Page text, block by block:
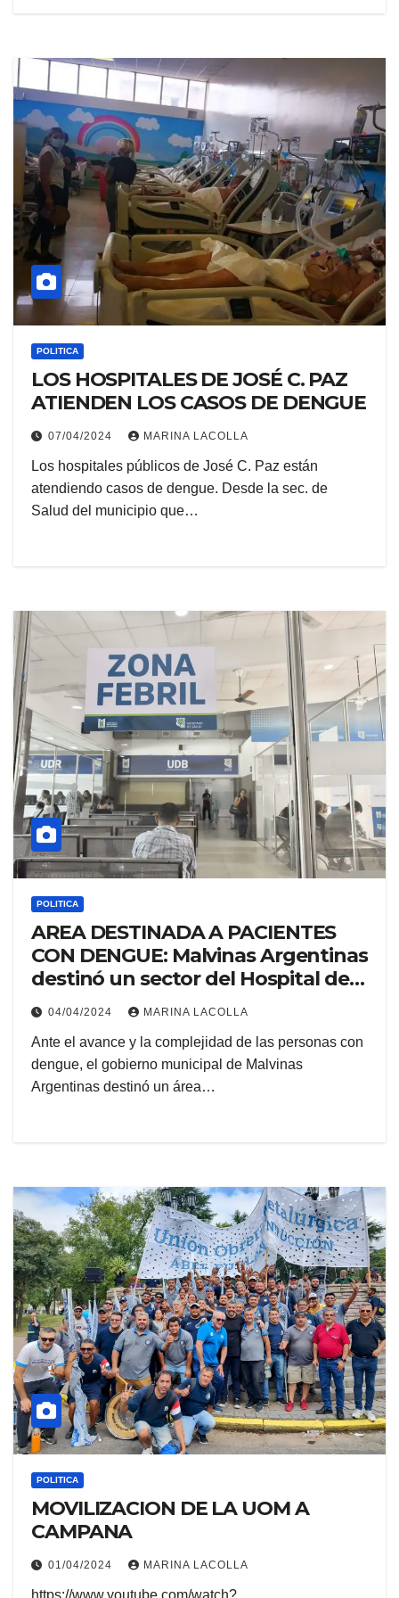
POLITICA
LOS HOSPITALES DE JOSÉ C. PAZ
ATIENDEN LOS CASOS DE DENGUE
07/04/2024 MARINA LACOLLA
Los hospitales públicos de José C. Paz están
atendiendo casos de dengue. Desde la sec. de
Salud del municipio que…
POLITICA
AREA DESTINADA A PACIENTES
CON DENGUE: Malvinas Argentinas
destinó un sector del Hospital de
Trauma.
04/04/2024 MARINA LACOLLA
Ante el avance y la complejidad de las personas con
dengue, el gobierno municipal de Malvinas
Argentinas destinó un área…
POLITICA
MOVILIZACION DE LA UOM A
CAMPANA
01/04/2024 MARINA LACOLLA